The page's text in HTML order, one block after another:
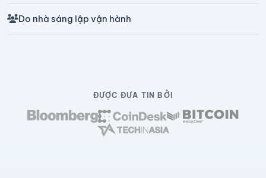
Do nhà sáng lập vận hành
ĐƯỢC ĐƯA TIN BỞI